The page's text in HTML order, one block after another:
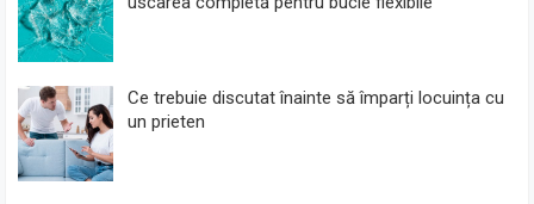
Ce trebuie discutat înainte să împarți locuința cu
un prieten